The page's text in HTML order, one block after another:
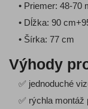
• Priemer: 48-70
• Dĺžka: 90
• Šírka: 77 cm
Výhody
✅ jednoduché
✅ rýchla montáž